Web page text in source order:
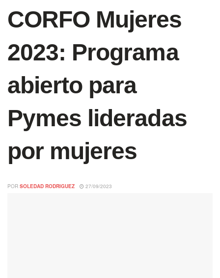
CORFO Mujeres
2023: Programa
abierto para
Pymes lideradas
por mujeres
POR SOLEDAD RODRIGUEZ 27/09/2023